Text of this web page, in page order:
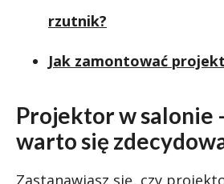
rzutnik?
Jak zamontować
Projektor w salonie
warto się
Zastanawiasz się, czy